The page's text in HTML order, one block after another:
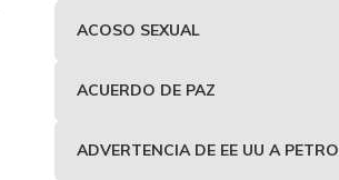
ACOSO SEXUAL
ACUERDO DE PAZ
ADVERTENCIA DE EE UU A PETRO